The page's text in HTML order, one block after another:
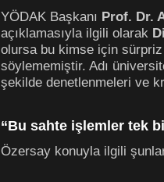
YÖDAK Başkanı Prof. Dr.
açıklamasıyla ilgili olarak
olursa bu kimse için sürpriz
söylememiştir. Adı
şekilde denetlenmeleri ve
“Bu sahte işlemler tek
Özersay konuyla ilgili